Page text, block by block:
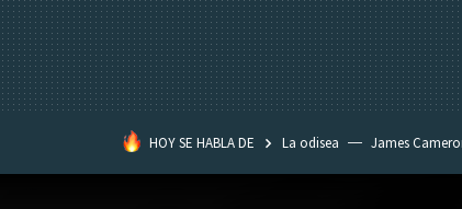
HOY SE HABLA DE La odisea James